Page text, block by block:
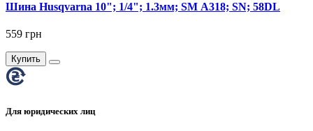
Шина Husqvarna 10"; 1/4"; 1.3мм; SM А318; SN; 58DL
559 грн
Купить
Для юридических лиц